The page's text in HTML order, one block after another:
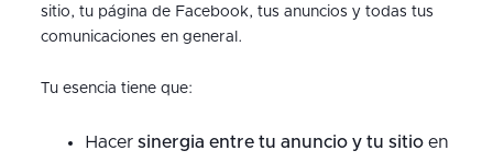
sitio, tu página de Facebook, tus anuncios y todas tus
comunicaciones en general.
Tu esencia tiene que:
Hacer sinergia entre tu anuncio y tu sitioen